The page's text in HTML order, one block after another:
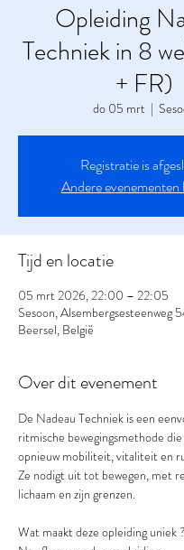
Opleiding
Techniek in 8
+ FR)
do 05 mrt
  |
Registratie is
Andere evenementen
Tijd en locatie
05 mrt 2026, 22:00 – 22:05
Sesoon, Alsembergsesteenweg
Beersel, België
Over dit evenement
De Nadeau Techniek is een
ritmische bewegingsmethode
opnieuw mobiliteit, vitaliteit en
Ze nodigt uit tot bewegen, met
lichaam en zijn grenzen.
Wat maakt deze opleiding uniek ?